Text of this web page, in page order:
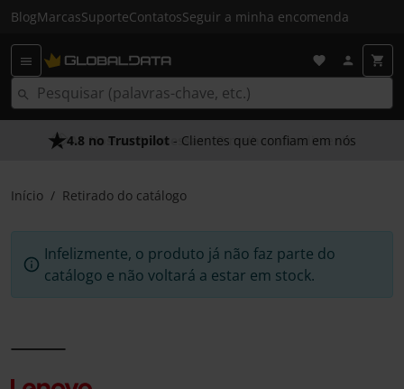
BlogMarcasSuporteContatosSeguir a minha encomenda
4.8 no Trustpilot - Clientes que confiam em nós
Início Retirado do catálogo
Infelizmente, o produto já não faz parte do
catálogo e não voltará a estar em stock.